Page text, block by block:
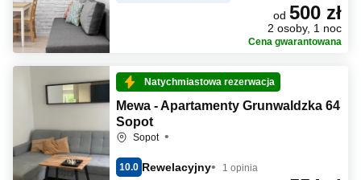
od 500 zł
2 osoby, 1 noc
Cena gwarantowana
Natychmiastowa rezerwacja
Mewa - Apartamenty Grunwaldzka 64
Sopot
Sopot
10.0 Rewelacyjny 1 opinia